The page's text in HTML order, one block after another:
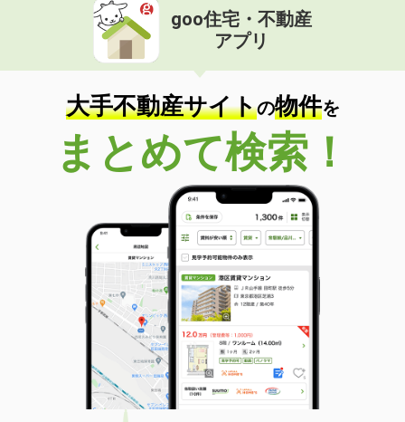
goo住宅・不動産
アプリ
大手不動産サイトの物件を
まとめて検索！